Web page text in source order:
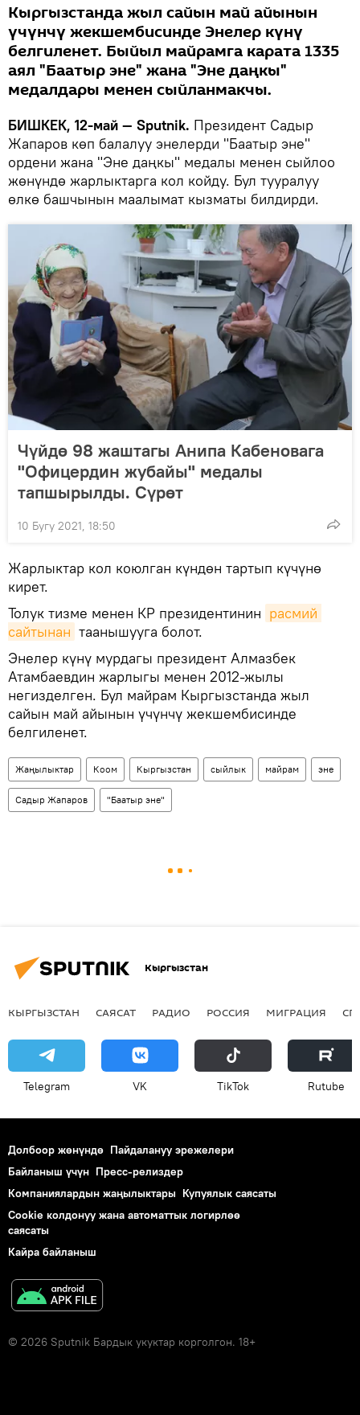
Кыргызстанда жыл сайын май айынын
үчүнчү жекшембисинде Энелер күнү
белгиленет. Быйыл майрамга карата 1335
аял "Баатыр эне" жана "Эне даңкы"
медалдары менен сыйланмакчы.
БИШКЕК, 12-май — Sputnik. Президент Садыр
Жапаров көп балалуу энелерди "Баатыр эне"
ордени жана "Эне даңкы" медалы менен сыйлоо
жөнүндө жарлыктарга кол койду. Бул тууралуу
өлкө башчынын маалымат кызматы билдирди.
Чүйдө 98 жаштагы Анипа Кабеновага
"Офицердин жубайы" медалы
тапшырылды. Сүрөт
10 Бугу 2021, 18:50
Жарлыктар кол коюлган күндөн тартып күчүнө
кирет.
Толук тизме менен КР президентинин расмий
сайтынан таанышууга болот.
Энелер күнү мурдагы президент Алмазбек
Атамбаевдин жарлыгы менен 2012-жылы
негизделген. Бул майрам Кыргызстанда жыл
сайын май айынын үчүнчү жекшембисинде
белгиленет.
Жаңылыктар Коом Кыргызстан сыйлык майрам эне
Садыр Жапаров "Баатыр эне"
Кыргызстан
КЫРГЫЗСТАН САЯСАТ РАДИО РОССИЯ МИГРАЦИЯ
Telegram VK ТikТоk Rutube
Долбоор жөнүндө Пайдалануу эрежелери
Байланыш үчүн Пресс-релиздер
Компаниялардын жаңылыктары Купуялык саясаты
Cookie колдонуу жана автоматтык логирлөө
саясаты
Кайра байланыш
© 2026 Sputnik Бардык укуктар корголгон. 18+